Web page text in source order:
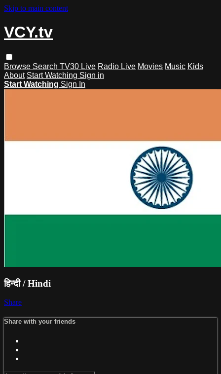
Skip to main content
VCY.tv
Browse Search TV30 Live Radio Live Movies Music Kids
About Start Watching Sign in
Start Watching Sign In
हिन्दी / Hindi
Share
Share with your friends